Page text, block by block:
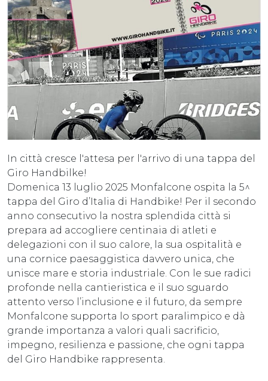
In città cresce l'attesa per l'arrivo di una tappa del
Giro Handbilke!
Domenica 13 luglio 2025 Monfalcone ospita la 5^
tappa del Giro d’Italia di Handbike! Per il secondo
anno consecutivo la nostra splendida città si
prepara ad accogliere centinaia di atleti e
delegazioni con il suo calore, la sua ospitalità e
una cornice paesaggistica davvero unica, che
unisce mare e storia industriale. Con le sue radici
profonde nella cantieristica e il suo sguardo
attento verso l’inclusione e il futuro, da sempre
Monfalcone supporta lo sport paralimpico e dà
grande importanza a valori quali sacrificio,
impegno, resilienza e passione, che ogni tappa
del Giro Handbike rappresenta.